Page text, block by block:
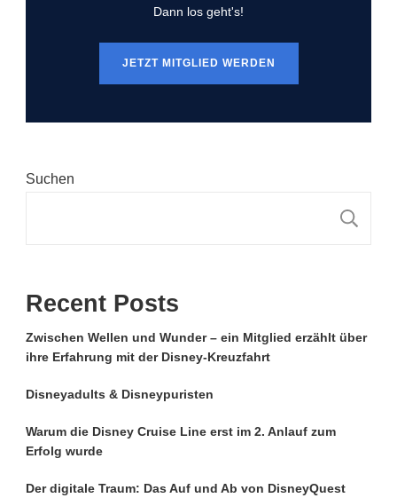
Dann los geht's!
JETZT MITGLIED WERDEN
Suchen
Recent Posts
Zwischen Wellen und Wunder – ein Mitglied erzählt über
ihre Erfahrung mit der Disney-Kreuzfahrt
Disneyadults & Disneypuristen
Warum die Disney Cruise Line erst im 2. Anlauf zum
Erfolg wurde
Der digitale Traum: Das Auf und Ab von DisneyQuest